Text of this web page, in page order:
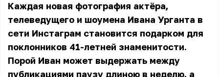
Каждая новая фотография актёра,
телеведущего и шоумена Ивана Урганта в
сети Инстаграм становится подарком для
поклонников 41-летней знаменитости.
Порой Иван может выдержать между
публикациями паузу длиною в неделю, а